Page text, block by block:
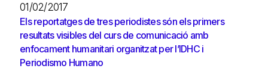
01/02/2017
Els reportatges de tres periodistes són els primers
resultats visibles del curs de comunicació amb
enfocament humanitari organitzat per l’IDHC i
Periodismo Humano